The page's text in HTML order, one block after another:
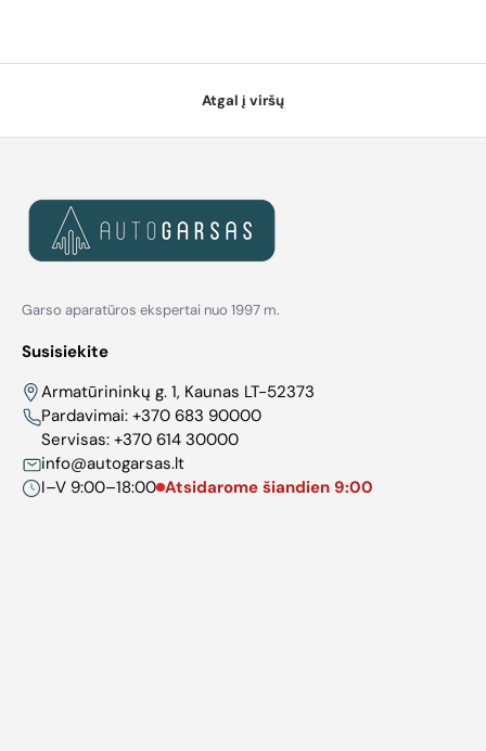
Atgal į viršų
Garso aparatūros ekspertai nuo 1997 m.
Susisiekite
Armatūrininkų g. 1, Kaunas LT-52373
Pardavimai: +370 683 90000
Servisas: +370 614 30000
info@autogarsas.lt
I–V 9:00–18:00 Atsidarome šiandien 9:00